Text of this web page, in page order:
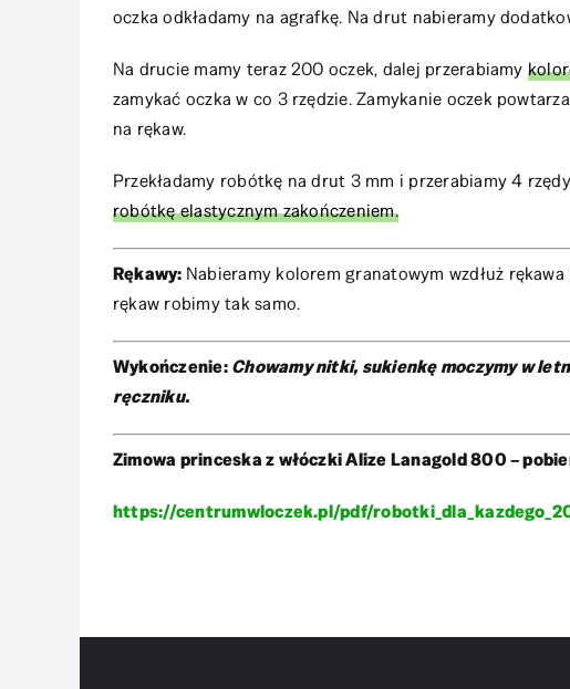
oczka odkładamy na agrafkę. Na drut nabieramy
Na drucie mamy teraz 200 oczek, dalej przerabiamy
zamykać oczka w co 3 rzędzie. Zamykanie oczek
na rękaw.
Przekładamy robótkę na drut 3 mm i przerabiamy 4
robótkę elastycznym zakończeniem.
Rękawy: Nabieramy kolorem granatowym wzdłuż
rękaw robimy tak samo.
Wykończenie:Chowamy nitki, sukienkę moczymy w
ręczniku.
Zimowa princeska z włóczki Alize Lanagold 800 –
https://centrumwloczek.pl/pdf/